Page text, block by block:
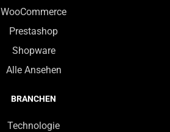
WooCommerce
Prestashop
Shopware
Alle Ansehen
BRANCHEN
Technologie